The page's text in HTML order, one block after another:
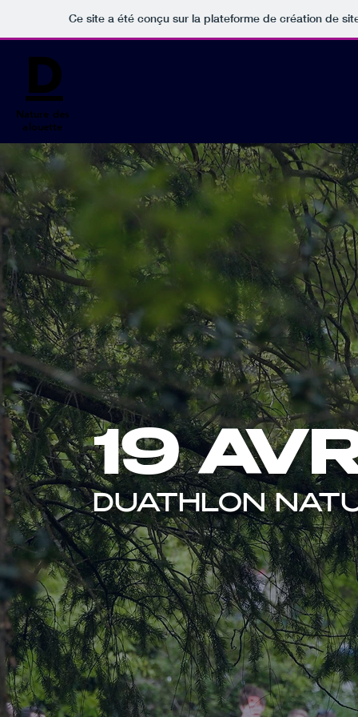
Ce site a été conçu sur la plateforme de création de
D
Nature des
alouette
19
DUATHLON